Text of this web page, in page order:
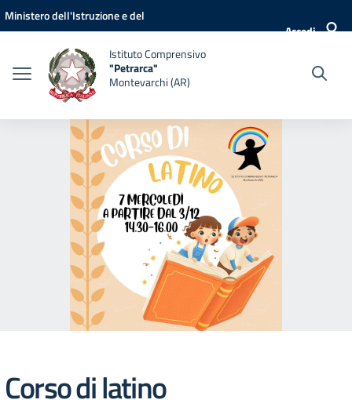
Vai ai contenuti
Vai al menu di navigazione
Vai al footer
Ministero dell'Istruzione e del
Accedi
Istituto Comprensivo
"Petrarca"
Montevarchi (AR)
Corso di latino